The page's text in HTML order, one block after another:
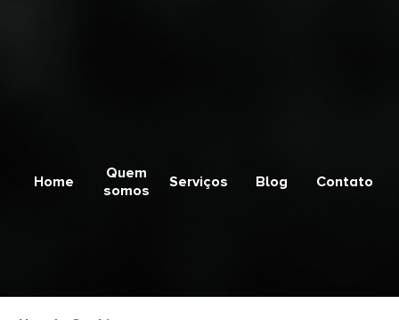
Home
Quem
somos
Serviços Blog Contato